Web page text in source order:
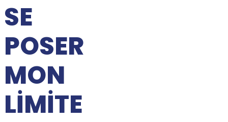
SE
POSER
MON
LIMITE